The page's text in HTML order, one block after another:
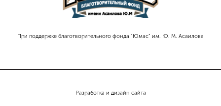
При поддержке благотворительного фонда "Юмас" им. Ю. М. Асаилова
Разработка и дизайн сайта